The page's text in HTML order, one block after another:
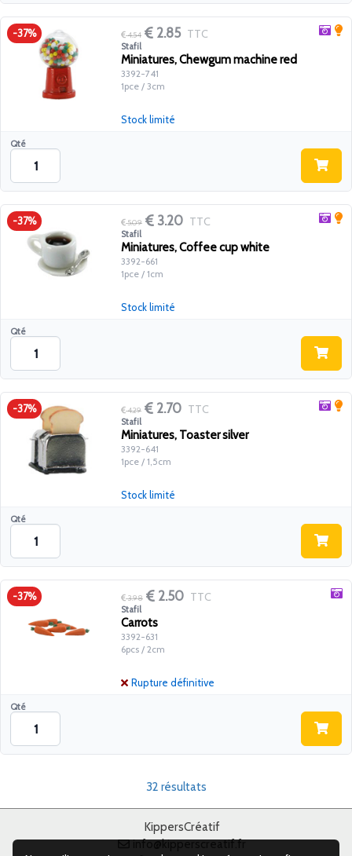
-37% 4.54 2.85 TTC
Stafil
Miniatures, Chewgum machine red
3392-741
1pce / 3cm
Qté
Stock limité
-37% 5.09 3.20 TTC
Stafil
Miniatures, Coffee cup white
3392-661
1pce / 1cm
Qté
Stock limité
-37% 4.29 2.70 TTC
Stafil
Miniatures, Toaster silver
3392-641
1pce / 1,5cm
Qté
Stock limité
-37% 3.98 2.50 TTC
Stafil
Carrots
3392-631
6pcs / 2cm
Qté
Rupture définitive
32 résultats
KippersCréatif
info@kipperscreatif.fr